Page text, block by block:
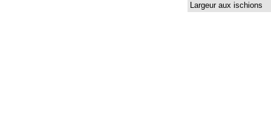
Largeur aux ischions